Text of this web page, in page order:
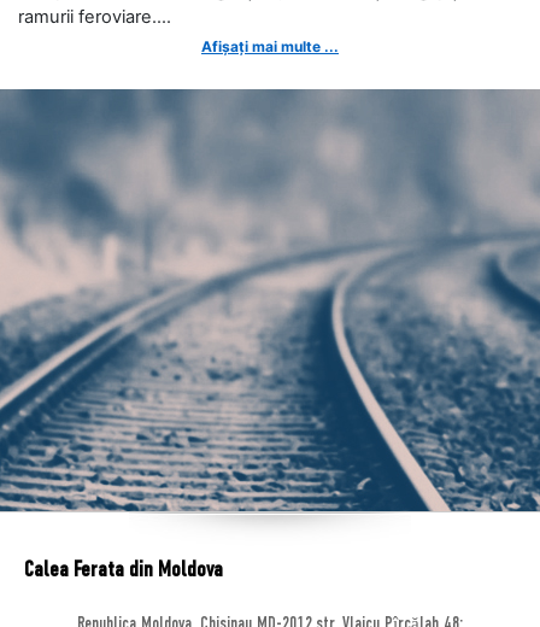
ramurii feroviare....
Afișați mai multe ...
Calea Ferata din Moldova